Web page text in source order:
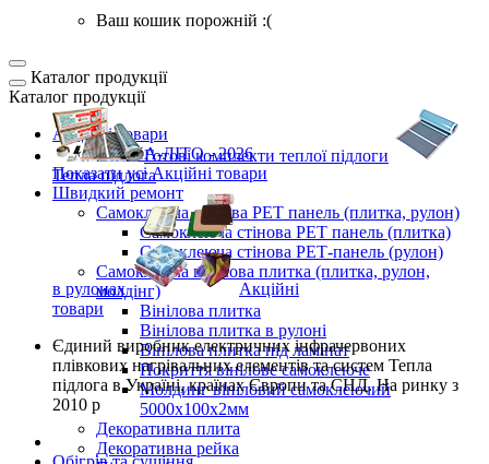
Ваш кошик порожній :(
Каталог продукції
Каталог продукції
Акційні товари
ВЕСНА-ЛІТО - 2026
Показати усі Акційні товари
Швидкий ремонт
Самоклеюча стінова PET панель (плитка, рулон)
Самоклеюча стінова PET панель (плитка)
Самоклеюча стінова РЕТ-панель (рулон)
Самоклеюча вінілова плитка (плитка, рулон,
молдінг)
Вінілова плитка
Вінілова плитка в рулоні
Вінілова плитка під ламінат
Покриття вінілове самоклеюче
Молдинг вініловий самоклеючий
5000х100х2мм
Декоративна плита
Декоративна рейка
Готові комплекти теплої підлоги
Тепла підлога
в рулонах
Акційні
товари
Єдиний виробникелектричних інфрачервоних
плівкових нагрівальних елементів та систем Тепла
підлога в Україні, країнах Європи та СНД.На ринку з
2010 р